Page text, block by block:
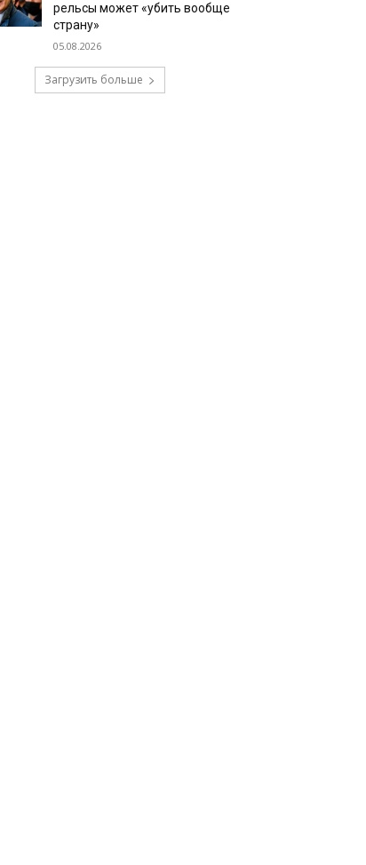
рельсы может «убить вообще
страну»
05.08.2026
Загрузить больше